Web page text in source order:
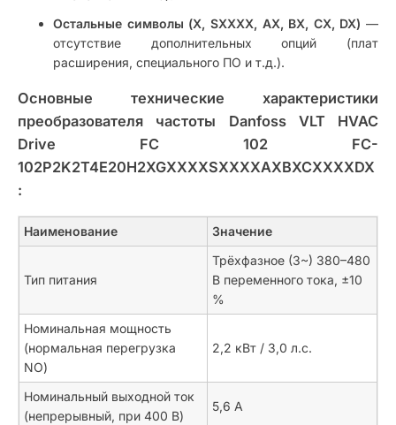
Остальные символы (X, SXXXX, AX, BX, CX, DX) —
отсутствие дополнительных опций (плат
расширения, специального ПО и т.д.).
Основные технические характеристики
преобразователя частоты Danfoss VLT HVAC
Drive FC 102 FC-
102P2K2T4E20H2XGXXXXSXXXXAXBXCXXXXDX
:
Наименование Значение
Тип питания
Трёхфазное (3~) 380–480
В переменного тока, ±10
%
Номинальная мощность
(нормальная перегрузка
NO)
2,2 кВт / 3,0 л.с.
Номинальный выходной ток
(непрерывный, при 400 В)
5,6 А